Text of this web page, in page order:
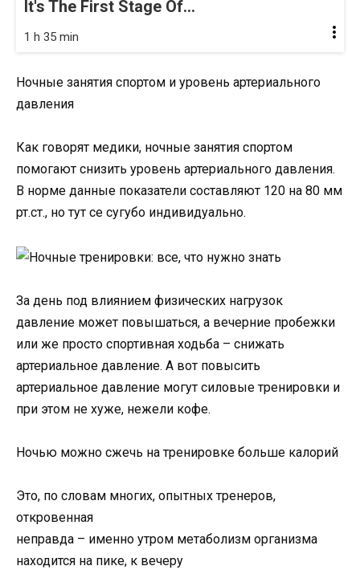
It's The First Stage Of...
1 h 35 min
Ночные занятия спортом и уровень артериального
давления
Как говорят медики, ночные занятия спортом
помогают снизить уровень артериального давления.
В норме данные показатели составляют 120 на 80 мм
рт.ст., но тут се сугубо индивидуально.
За день под влиянием физических нагрузок
давление может повышаться, а вечерние пробежки
или же просто спортивная ходьба – снижать
артериальное давление. А вот повысить
артериальное давление могут силовые тренировки и
при этом не хуже, нежели кофе.
Ночью можно сжечь на тренировке больше калорий
Это, по словам многих, опытных тренеров,
откровенная
неправда – именно утром метаболизм организма
находится на пике, к вечеру